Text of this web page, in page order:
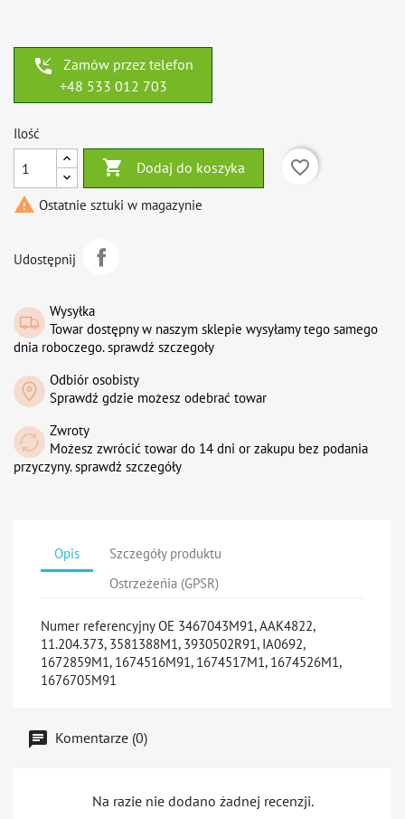
phone_callback
Zamów przez telefon
+48 533 012 703
Ilość
 Dodaj do koszyka
favorite_border
 Ostatnie sztuki w magazynie
Udostępnij
Wysyłka
Towar dostępny w naszym sklepie wysyłamy tego samego
dnia roboczego. sprawdź szczegoły
Odbiór osobisty
Sprawdź gdzie możesz odebrać towar
Zwroty
Możesz zwrócić towar do 14 dni or zakupu bez podania
przyczyny. sprawdź szczegóły
Opis
Szczegóły produktu
Ostrzeżeńia (GPSR)
Numer referencyjny OE 3467043M91, AAK4822,
11.204.373, 3581388M1, 3930502R91, IA0692,
1672859M1, 1674516M91, 1674517M1, 1674526M1,
1676705M91
Komentarze (0)
Na razie nie dodano żadnej recenzji.